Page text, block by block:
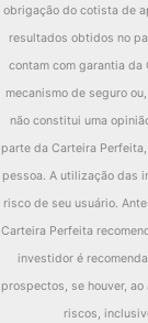
obrigação do cotista de
resultados obtidos no
contam com garantia
mecanismo de seguro
não constitui uma
parte da Carteira
pessoa. A utilização das
risco de seu usuário.
Carteira Perfeita
investidor é
prospectos, se houver,
riscos,